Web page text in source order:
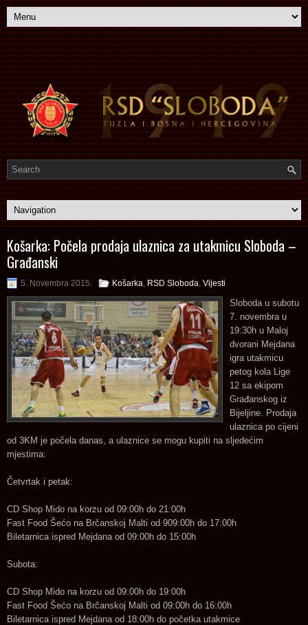
Košarka: Počela prodaja ulaznica za utakmicu Sloboda –
Građanski
5. Novembra 2015. Košarka RSD Sloboda Vijesti
Sloboda u subotu
7. novembra u
19:30h u Maloj
dvorani Mejdana
igra utakmicu
petog kola Lige
12 sa ekipom
Građanskog iz
Bijeljine. Prodaja
ulaznica po cijeni
od 3KM je počela danas, a ulaznice se mogu kupiti na sljedećim
mjestima:
Četvrtak i petak:
CD Shop Mido na korzu od 09:00h do 21:00h
Fast Food Šećo na Brčanskoj Malti od 909:00h do 17:00h
Biletarnica ispred Mejdana od 09:00h do 15:00h
Subota:
CD Shop Mido na korzu od 09:00h do 19:00h
Fast Food Šećo na Brčanskoj Malti od 09:00h do 16:00h
Biletarnica ispred Mejdana od 18:00h do početka utakmice